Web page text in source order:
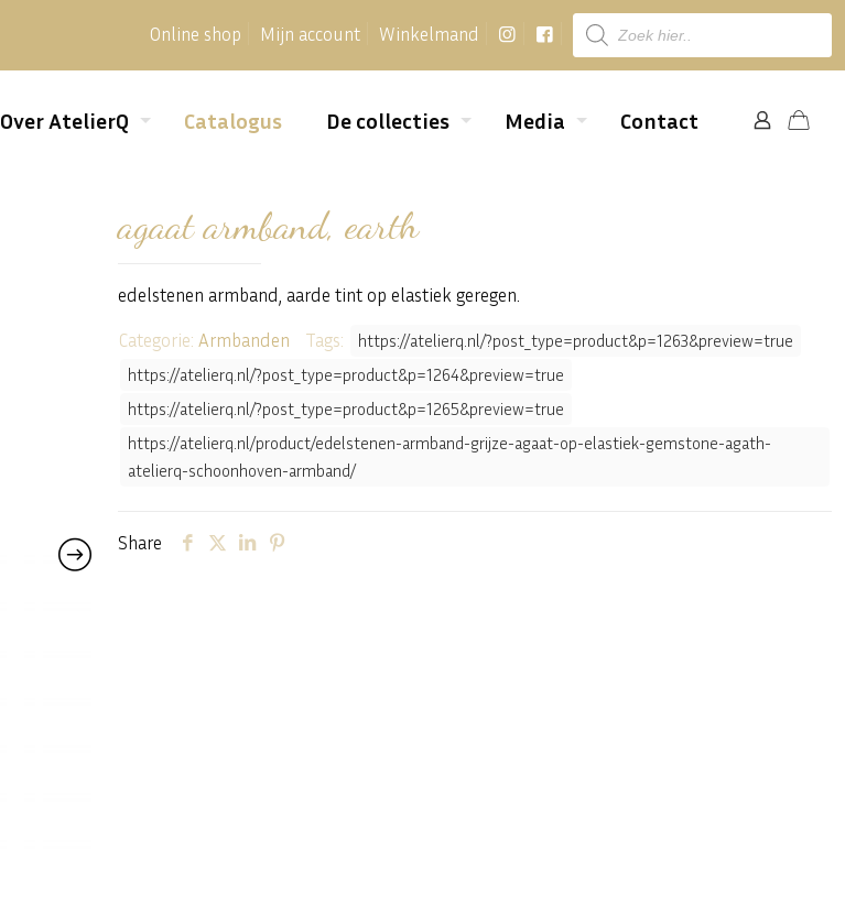
Online shop Mijn account Winkelmand
Producten
zoeken
Over AtelierQ Catalogus De collecties Media Contact
agaat armband, earth
edelstenen armband, aarde tint op elastiek geregen.
Categorie: Armbanden Tags:
https://atelierq.nl/?post_type=product&p=1263&preview=true
https://atelierq.nl/?post_type=product&p=1264&preview=true
https://atelierq.nl/?post_type=product&p=1265&preview=true
https://atelierq.nl/product/edelstenen-armband-grijze-agaat-op-elastiek-gemstone-agath-
atelierq-schoonhoven-armband/
Share